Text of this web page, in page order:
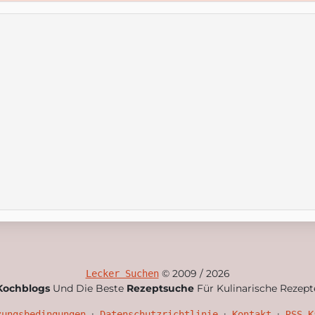
Lecker Suchen© 2009 / 2026
Und Die Beste Rezeptsuche Für Kulinarische